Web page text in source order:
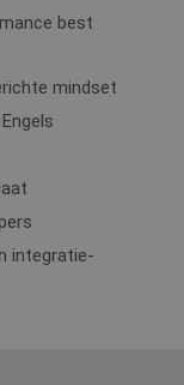
best
mindset
integratie-